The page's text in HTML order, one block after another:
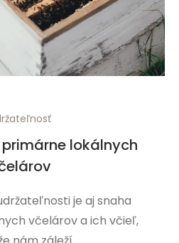
lokálnych
je aj snaha
včelárov a ich včieľ,